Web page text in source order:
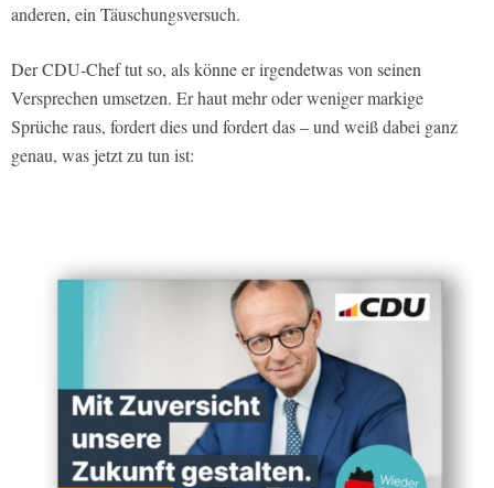
anderen, ein Täuschungsversuch.
Der CDU-Chef tut so, als könne er irgendetwas von seinen
Versprechen umsetzen. Er haut mehr oder weniger markige
Sprüche raus, fordert dies und fordert das – und weiß dabei ganz
genau, was jetzt zu tun ist: